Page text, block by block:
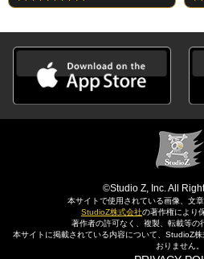
©Studio Z, Inc. All
本サイトで使用されている画像、文
StudioZ株式会社の著作権により
著作者の許可なく、複製、転載等の
本サイトに掲載されている内容について、StudioZ
おりません。